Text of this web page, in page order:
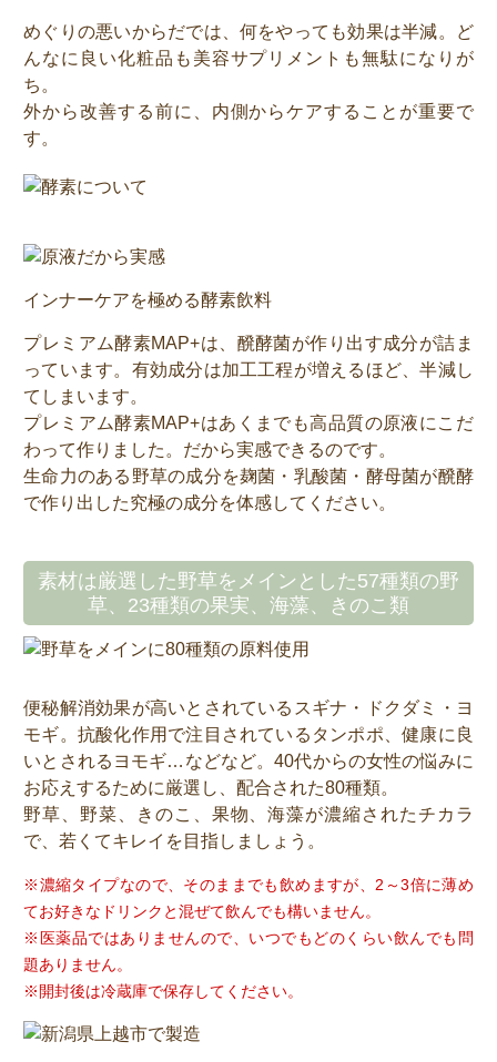
めぐりの悪いからだでは、何をやっても効果は半減。ど
んなに良い化粧品も美容サプリメントも無駄になりが
ち。
外から改善する前に、内側からケアすることが重要で
す。
インナーケアを極める酵素飲料
プレミアム酵素MAP+は、醗酵菌が作り出す成分が詰ま
っています。有効成分は加工工程が増えるほど、半減し
てしまいます。
プレミアム酵素MAP+はあくまでも高品質の原液にこだ
わって作りました。だから実感できるのです。
生命力のある野草の成分を麹菌・乳酸菌・酵母菌が醗酵
で作り出した究極の成分を体感してください。
素材は厳選した野草をメインとした57種類の野
草、23種類の果実、海藻、きのこ類
便秘解消効果が高いとされているスギナ・ドクダミ・ヨ
モギ。抗酸化作用で注目されているタンポポ、健康に良
いとされるヨモギ…などなど。40代からの女性の悩みに
お応えするために厳選し、配合された80種類。
野草、野菜、きのこ、果物、海藻が濃縮されたチカラ
で、若くてキレイを目指しましょう。
※濃縮タイプなので、そのままでも飲めますが、2～3倍に薄め
てお好きなドリンクと混ぜて飲んでも構いません。
※医薬品ではありませんので、いつでもどのくらい飲んでも問
題ありません。
※開封後は冷蔵庫で保存してください。